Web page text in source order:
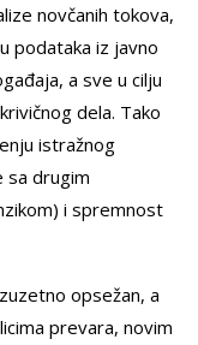
novčanih tokova,
podataka iz javno
a sve u cilju
dela. Tako
istražnog
sa drugim
i spremnost
opsežan, a
prevara, novim